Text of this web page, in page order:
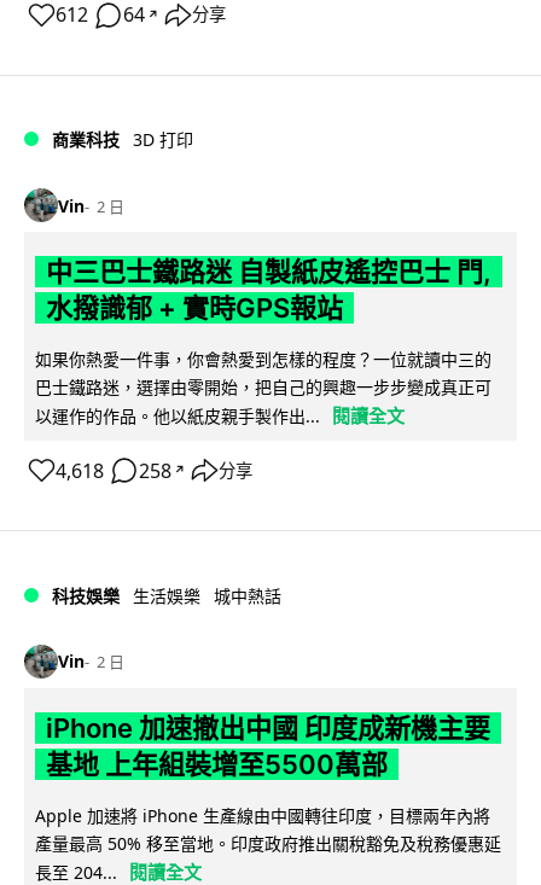
612 64 ↗ 分享
商業科技 3D 打印
Vin 2 日
中三巴士鐵路迷 自製紙皮遙控巴士 門,
水撥識郁 + 實時GPS報站
如果你熱愛一件事，你會熱愛到怎樣的程度？一位就讀中三的
巴士鐵路迷，選擇由零開始，把自己的興趣一步步變成真正可
以運作的作品。他以紙皮親手製作出...
閱讀全文
4,618 258 ↗ 分享
科技娛樂 生活娛樂 城中熱話
Vin 2 日
iPhone 加速撤出中國 印度成新機主要
基地 上年組裝增至5500萬部
Apple 加速將 iPhone 生產線由中國轉往印度，目標兩年內將
產量最高 50% 移至當地。印度政府推出關稅豁免及稅務優惠延
長至 204...
閱讀全文